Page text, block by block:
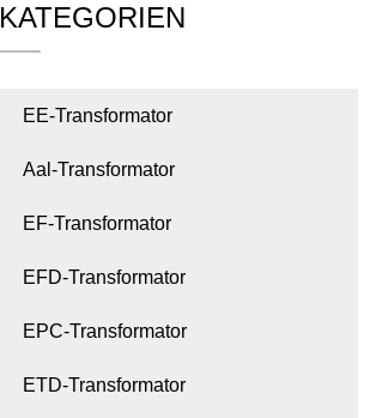
KATEGORIEN
EE-Transformator
Aal-Transformator
EF-Transformator
EFD-Transformator
EPC-Transformator
ETD-Transformator